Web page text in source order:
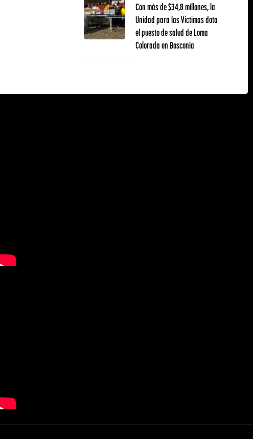
Con más de $34,8 millones, la
Unidad para las Víctimas dota
el puesto de salud de Loma
Colorada en Bosconia